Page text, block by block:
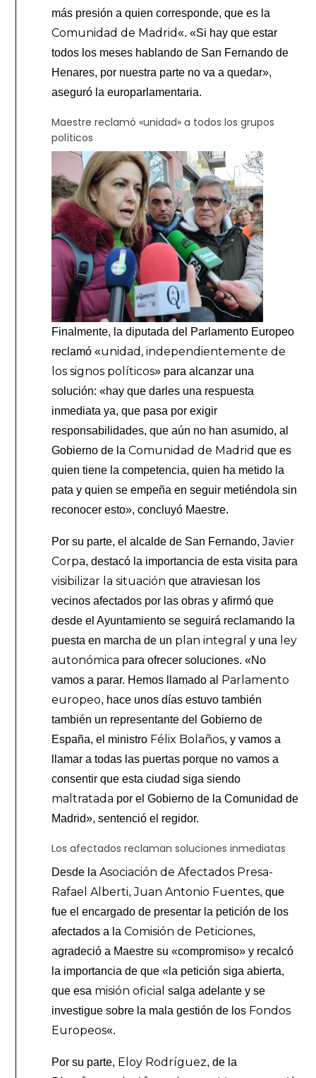
más presión a quien corresponde, que es la
Comunidad de Madrid«. «Si hay que estar
todos los meses hablando de San Fernando de
Henares, por nuestra parte no va a quedar»,
aseguró la europarlamentaria.
Maestre reclamó «unidad» a todos los grupos
políticos
Finalmente, la diputada del Parlamento Europeo
reclamó «unidad, independientemente de
los signos políticos» para alcanzar una
solución: «hay que darles una respuesta
inmediata ya, que pasa por exigir
responsabilidades, que aún no han asumido, al
Gobierno de la Comunidad de Madrid que es
quien tiene la competencia, quien ha metido la
pata y quien se empeña en seguir metiéndola sin
reconocer esto», concluyó Maestre.
Por su parte, el alcalde de San Fernando,Javier
Corpa, destacó la importancia de esta visita para
visibilizar la situación que atraviesan los
vecinos afectados por las obras y afirmó que
desde el Ayuntamiento se seguirá reclamando la
puesta en marcha de un plan integral y una ley
autonómica para ofrecer soluciones. «No
vamos a parar. Hemos llamado al
Parlamento
europeo, hace unos días estuvo también
también un representante del Gobierno de
España, el ministro Félix Bolaños, y vamos a
llamar a todas las puertas porque no vamos a
consentir que esta ciudad siga siendo
maltratada por el Gobierno de la Comunidad de
Madrid», sentenció el regidor.
Los afectados reclaman soluciones inmediatas
Desde laAsociación de Afectados Presa-
Rafael Alberti,Juan Antonio Fuentes, que
fue el encargado de presentar la petición de los
afectados a laComisión de Peticiones,
agradeció a Maestre su «compromiso» y recalcó
la importancia de que «la petición siga abierta,
que esa misión oficial salga adelante y se
investigue sobre la mala gestión de los Fondos
Europeos«.
Por su parte, Eloy Rodríguez, de la